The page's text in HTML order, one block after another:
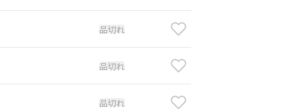
品切れ
品切れ
品切れ